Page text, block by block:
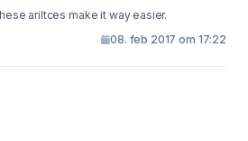
ariltces make it way easier.
08. feb 2017 om 17:22